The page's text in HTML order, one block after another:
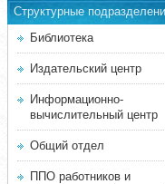
Структурные
Библиотека
Издательский центр
Информационно-
вычислительный центр
Общий отдел
ППО работников и